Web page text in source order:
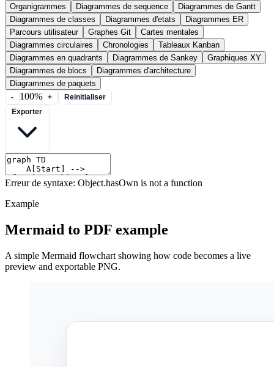
Organigrammes Diagrammes de sequence
Diagrammes de Gantt
Diagrammes de classes
Diagrammes d'etats
Diagrammes ER
Parcours utilisateur
Graphes Git
Cartes mentales
Diagrammes circulaires
Chronologies
Tableaux Kanban
Diagrammes en quadrants
Diagrammes de Sankey
Graphiques XY
Diagrammes de blocs
Diagrammes d'architecture
Diagrammes de paquets
- 100% +
Reinitialiser
Erreur de syntaxe: Object.hasOwn is not a function
Example
Mermaid to PDF example
A simple Mermaid flowchart showing how code becomes a live
preview and exportable PNG.